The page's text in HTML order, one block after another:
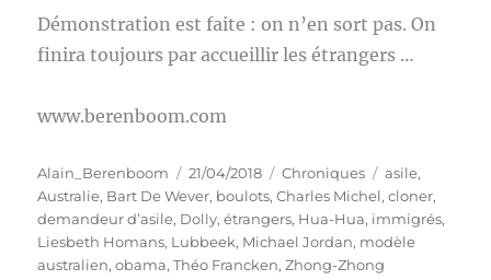
Démonstration est faite : on n’en sort pas. On
finira toujours par accueillir les étrangers …
www.berenboom.com
Auteur
Alain_Berenboom
Publié
le
21/04/2018 Catégories
Chroniques Étiquettes
asile,
Australie, Bart De Wever, boulots,Charles Michel,cloner,
demandeur d’asile, Dolly,étrangers, Hua-Hua, immigrés,
Liesbeth Homans, Lubbeek, Michael Jordan, modèle
australien,obama,Théo Francken,Zhong-Zhong